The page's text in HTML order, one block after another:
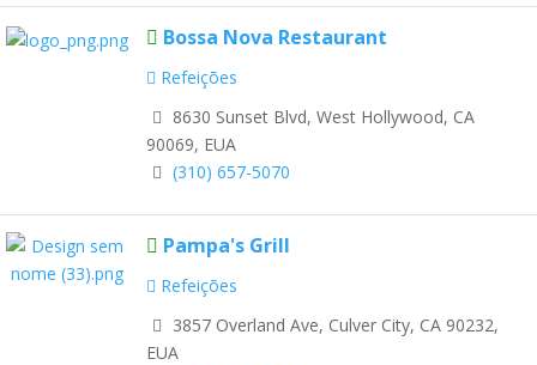
Bossa Nova Restaurant
Refeições
8630 Sunset Blvd, West Hollywood, CA
90069, EUA
(310) 657-5070
Pampa's Grill
Refeições
3857 Overland Ave, Culver City, CA 90232,
EUA